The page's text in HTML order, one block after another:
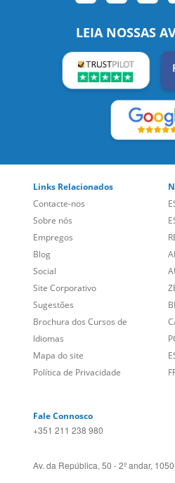
LEIA NOSSAS
Links Relacionados
Contacte-nos
Sobre nós
Empregos
Blog
Social
Site Corporativo
Sugestões
Brochura dos Cursos de
Idiomas
Mapa do site
Política de Privacidade
Fale Connosco
+351 211 238 980
Av. da República, 50 - 2º andar,